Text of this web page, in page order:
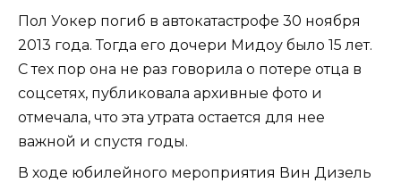
Пол Уокер погиб в автокатастрофе 30 ноября
2013 года. Тогда его дочери Мидоу было 15 лет.
С тех пор она не раз говорила о потере отца в
соцсетях, публиковала архивные фото и
отмечала, что эта утрата остается для нее
важной и спустя годы.
В ходе юбилейного мероприятия Вин Дизель